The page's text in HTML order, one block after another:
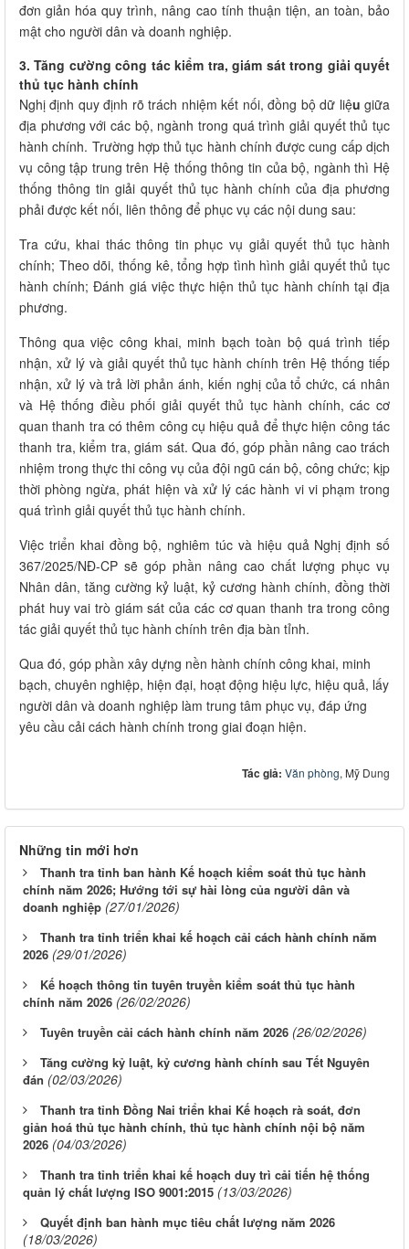
đơn giản hóa quy trình, nâng cao tính thuận tiện, an toàn, bảo
mật cho người dân và doanh nghiệp.
3. Tăng cường công tác kiểm tra, giám sát trong giải quyết
thủ tục hành chính
Nghị định quy định rõ trách nhiệm kết nối, đồng bộ dữ liệu giữa
địa phương với các bộ, ngành trong quá trình giải quyết thủ tục
hành chính. Trường hợp thủ tục hành chính được cung cấp dịch
vụ công tập trung trên Hệ thống thông tin của bộ, ngành thì Hệ
thống thông tin giải quyết thủ tục hành chính của địa phương
phải được kết nối, liên thông để phục vụ các nội dung sau:
Tra cứu, khai thác thông tin phục vụ giải quyết thủ tục hành
chính; Theo dõi, thống kê, tổng hợp tình hình giải quyết thủ tục
hành chính; Đánh giá việc thực hiện thủ tục hành chính tại địa
phương.
Thông qua việc công khai, minh bạch toàn bộ quá trình tiếp
nhận, xử lý và giải quyết thủ tục hành chính trên Hệ thống tiếp
nhận, xử lý và trả lời phản ánh, kiến nghị của tổ chức, cá nhân
và Hệ thống điều phối giải quyết thủ tục hành chính, các cơ
quan thanh tra có thêm công cụ hiệu quả để thực hiện công tác
thanh tra, kiểm tra, giám sát. Qua đó, góp phần nâng cao trách
nhiệm trong thực thi công vụ của đội ngũ cán bộ, công chức; kịp
thời phòng ngừa, phát hiện và xử lý các hành vi vi phạm trong
quá trình giải quyết thủ tục hành chính.
Việc triển khai đồng bộ, nghiêm túc và hiệu quả Nghị định số
367/2025/NĐ-CP sẽ góp phần nâng cao chất lượng phục vụ
Nhân dân, tăng cường kỷ luật, kỷ cương hành chính, đồng thời
phát huy vai trò giám sát của các cơ quan thanh tra trong công
tác giải quyết thủ tục hành chính trên địa bàn tỉnh.
Qua đó, góp phần xây dựng nền hành chính công khai, minh
bạch, chuyên nghiệp, hiện đại, hoạt động hiệu lực, hiệu quả, lấy
người dân và doanh nghiệp làm trung tâm phục vụ, đáp ứng
yêu cầu cải cách hành chính trong giai đoạn hiện.
Tác giả: Văn phòng, Mỹ Dung
Những tin mới hơn
Thanh tra tỉnh ban hành Kế hoạch kiểm soát thủ tục hành
chính năm 2026; Hướng tới sự hài lòng của người dân và
doanh nghiệp (27/01/2026)
Thanh tra tỉnh triển khai kế hoạch cải cách hành chính năm
2026 (29/01/2026)
Kế hoạch thông tin tuyên truyền kiểm soát thủ tục hành
chính năm 2026 (26/02/2026)
Tuyên truyền cải cách hành chính năm 2026 (26/02/2026)
Tăng cường kỷ luật, kỷ cương hành chính sau Tết Nguyên
đán (02/03/2026)
Thanh tra tỉnh Đồng Nai triển khai Kế hoạch rà soát, đơn
giản hoá thủ tục hành chính, thủ tục hành chính nội bộ năm
2026 (04/03/2026)
Thanh tra tỉnh triển khai kế hoạch duy trì cải tiến hệ thống
quản lý chất lượng ISO 9001:2015 (13/03/2026)
Quyết định ban hành mục tiêu chất lượng năm 2026
(18/03/2026)